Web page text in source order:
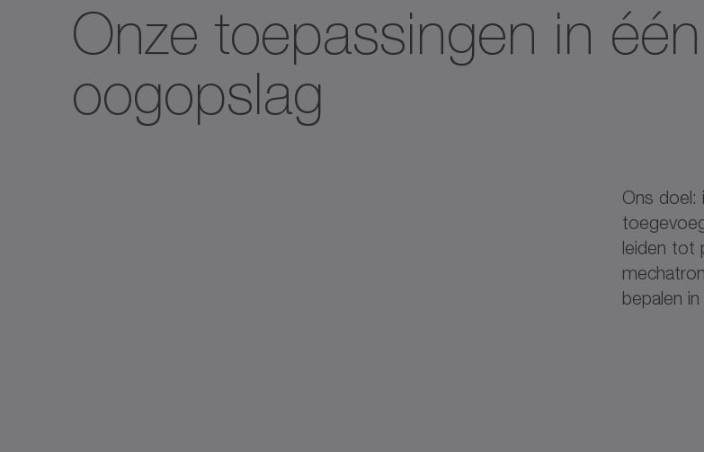
Onze toepassingen in één
oogopslag
Ons doel:
leiden tot
bepalen